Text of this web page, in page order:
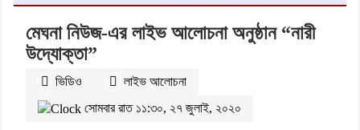
মেঘনা নিউজ-এর লাইভ আলোচনা অনুষ্ঠান “নারী
উদ্যোক্তা”
ভিডিও
লাইভ আলোচনা
সোমবার রাত ১১:৩০, ২৭ জুলাই, ২০২০